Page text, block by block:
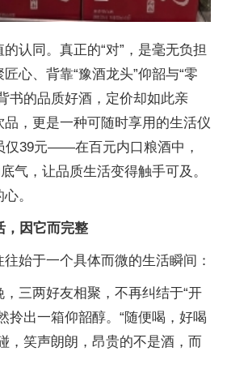
认同。真正的“对”，是毫无负担
心、背靠“豫酒龙头”仰韶与“零
书的品质好酒，定价却如此亲
，更是一种可随时享用的生活仪
仅39元——在百元内口粮酒中，
气，让品质生活变得触手可及。
。
，因它而完整
始于一个具体而微的生活瞬间：
三两好友相聚，不再纠结于“开
拎出一箱仰韶醇。“随便喝，好喝
笑声朗朗，昂贵的不是酒，而